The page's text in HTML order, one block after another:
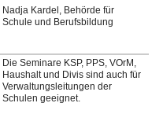
Nadja Kardel, Behörde für
Schule und Berufsbildung
Die Seminare KSP, PPS, VOrM,
Haushalt und Divis sind auch für
Verwaltungsleitungen der
Schulen geeignet.